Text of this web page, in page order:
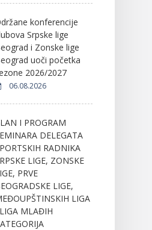
konferencije
Srpske lige
i Zonske lige
uoči početka
2026/2027
06.08.2026
I PROGRAM
DELEGATA
RADNIKA
LIGE, ZONSKE
PRVE
LIGE,
LIGA
MLAĐIH